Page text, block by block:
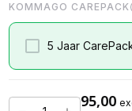
KOMMAGO CAREPACK
5 Jaar
95,00